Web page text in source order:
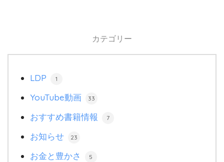
カテゴリー
LDP 1
YouTube動画 33
おすすめ書籍情報 7
お知らせ 23
お金と豊かさ 5